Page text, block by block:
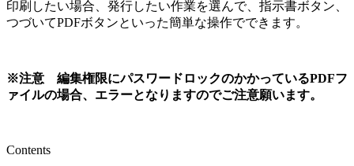
印刷したい場合、発行したい作業を選んで、指示書ボタン、
つづいてPDFボタンといった簡単な操作でできます。
※注意 編集権限にパスワードロックのかかっているPDFフ
ァイルの場合、エラーとなりますのでご注意願います。
Contents